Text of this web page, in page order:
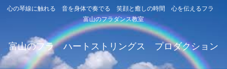
心の琴線に触れる 音を身体で奏でる 笑顔と癒しの時間 心を伝えるフラ
富山のフラダンス教室
富山のフラ ハートストリングス プロダクション